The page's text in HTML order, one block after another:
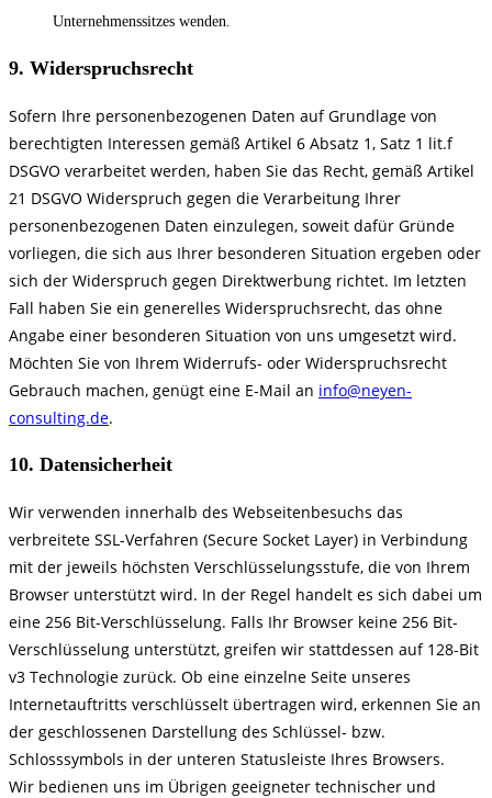
Unternehmenssitzes wenden.
9. Widerspruchsrecht
Sofern Ihre personenbezogenen Daten auf Grundlage von
berechtigten Interessen gemäß Artikel 6 Absatz 1, Satz 1 lit.f
DSGVO verarbeitet werden, haben Sie das Recht, gemäß Artikel
21 DSGVO Widerspruch gegen die Verarbeitung Ihrer
personenbezogenen Daten einzulegen, soweit dafür Gründe
vorliegen, die sich aus Ihrer besonderen Situation ergeben oder
sich der Widerspruch gegen Direktwerbung richtet. Im letzten
Fall haben Sie ein generelles Widerspruchsrecht, das ohne
Angabe einer besonderen Situation von uns umgesetzt wird.
Möchten Sie von Ihrem Widerrufs- oder Widerspruchsrecht
Gebrauch machen, genügt eine E-Mail an info@neyen-
consulting.de.
10. Datensicherheit
Wir verwenden innerhalb des Webseitenbesuchs das
verbreitete SSL-Verfahren (Secure Socket Layer) in Verbindung
mit der jeweils höchsten Verschlüsselungsstufe, die von Ihrem
Browser unterstützt wird. In der Regel handelt es sich dabei um
eine 256 Bit-Verschlüsselung. Falls Ihr Browser keine 256 Bit-
Verschlüsselung unterstützt, greifen wir stattdessen auf 128-Bit
v3 Technologie zurück. Ob eine einzelne Seite unseres
Internetauftritts verschlüsselt übertragen wird, erkennen Sie an
der geschlossenen Darstellung des Schlüssel- bzw.
Schlosssymbols in der unteren Statusleiste Ihres Browsers.
Wir bedienen uns im Übrigen geeigneter technischer und